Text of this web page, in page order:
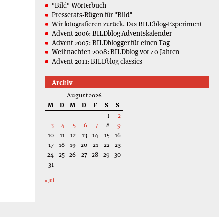
"Bild"-Wörterbuch
Presserats-Rügen für "Bild"
Wir fotografieren zurück: Das BILDblog-Experiment
Advent 2006: BILDblog-Adventskalender
Advent 2007: BILDblogger für einen Tag
Weihnachten 2008: BILDblog vor 40 Jahren
Advent 2011: BILDblog classics
Archiv
August 2026
M
D M D F S
S
1
2
3
4 5 6 7 8
9
10
11 12 13 14 15
16
17 18 19 20 21 22
23
24 25 26 27 28 29 30
31
« Jul